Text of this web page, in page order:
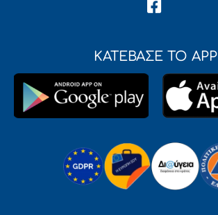
ΚΑΤΕΒΑΣΕ ΤΟ APP